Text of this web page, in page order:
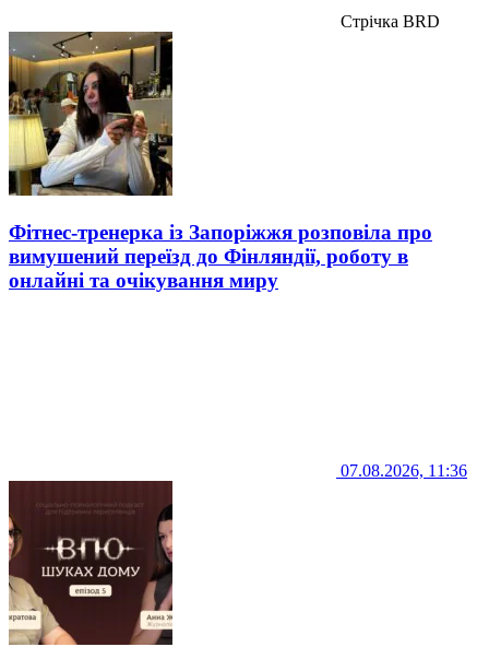
Стрічка BRD
Фітнес-тренерка із Запоріжжя розповіла про
вимушений переїзд до Фінляндії, роботу в
онлайні та очікування миру
07.08.2026, 11:36